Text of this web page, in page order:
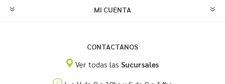
MI CUENTA
CONTACTANOS
Ver todas las Sucursales